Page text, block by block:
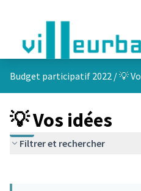
Budget participatif 2022 /💡
💡 Vos idées
Filtrer et rechercher